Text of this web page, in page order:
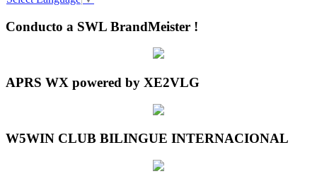
Conducto a SWL BrandMeister !
APRS WX powered by XE2VLG
W5WIN CLUB BILINGUE INTERNACIONAL